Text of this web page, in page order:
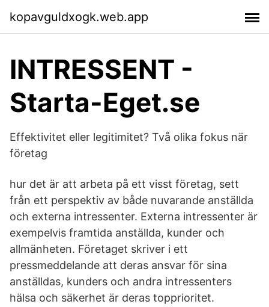
kopavguldxogk.web.app
INTRESSENT -
Starta-Eget.se
Effektivitet eller legitimitet? Två olika fokus när
företag
hur det är att arbeta på ett visst företag, sett
från ett perspektiv av både nuvarande anställda
och externa intressenter. Externa intressenter är
exempelvis framtida anställda, kunder och
allmänheten. Företaget skriver i ett
pressmeddelande att deras ansvar för sina
anställdas, kunders och andra intressenters
hälsa och säkerhet är deras topprioritet.